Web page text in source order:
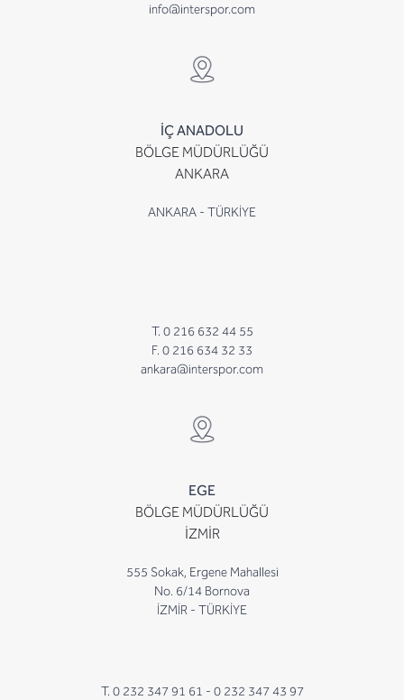
info@interspor.com
İÇ ANADOLU
BÖLGE MÜDÜRLÜĞÜ
ANKARA
ANKARA - TÜRKİYE
T. 0 216 632 44 55
F. 0 216 634 32 33
ankara@interspor.com
EGE
BÖLGE MÜDÜRLÜĞÜ
İZMİR
555 Sokak, Ergene Mahallesi
No. 6/14 Bornova
İZMİR - TÜRKİYE
T. 0 232 347 91 61 - 0 232 347 43 97